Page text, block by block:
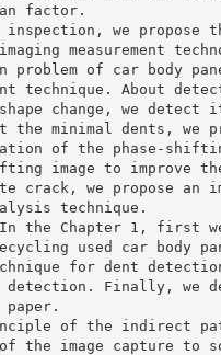
factor.
we propose
measurement
of car body
technique. About
change, we detect
the minimal dents, we
of the phase-
image to improve
crack, we propose an
technique.
the Chapter 1, first
used car body
for dent
detection. Finally, we
of the indirect
of the image capture to